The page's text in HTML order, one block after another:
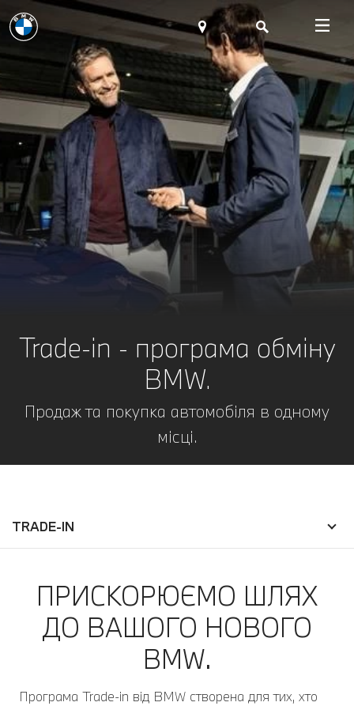
Trade-in - програма обміну
BMW.
Продаж та покупка автомобіля в одному
місці.
TRADE-IN
ПРИСКОРЮЄМО ШЛЯХ
ДО ВАШОГО НОВОГО
BMW.
Програма Trade-in від BMW створена для тих, хто